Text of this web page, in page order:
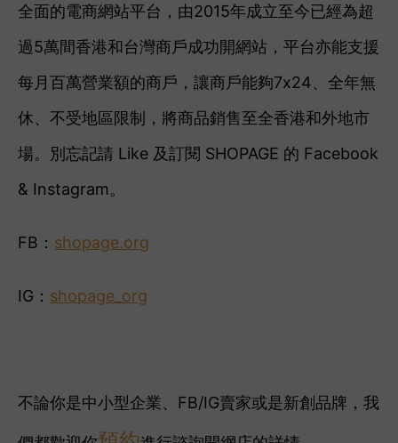
全面的電商網站平台，由2015年成立至今已經為超
過5萬間香港和台灣商戶成功開網站，平台亦能支援
每月百萬營業額的商戶，讓商戶能夠7x24、全年無
休、不受地區限制，將商品銷售至全香港和外地市
場。別忘記請 Like 及訂閱 SHOPAGE 的 Facebook
& Instagram。
FB： shopage.org
IG： shopage_org
不論你是中小型企業、FB/IG賣家或是新創品牌，我